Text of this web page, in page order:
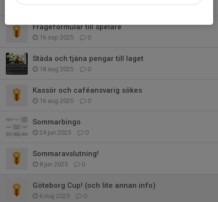
Frågeformulär till spelare
16 sep 2025 0
Städa och tjäna pengar till laget
18 aug 2025 0
Kassör och caféansvarig sökes
16 aug 2025 0
Sommarbingo
24 jun 2025 0
Sommaravslutning!
8 jun 2025 0
Göteborg Cup! (och lite annan info)
6 maj 2025 0